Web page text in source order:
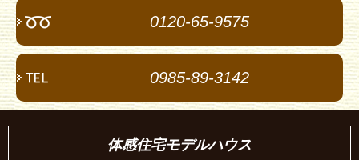
0120-65-9575
0985-89-3142
体感住宅モデルハウス